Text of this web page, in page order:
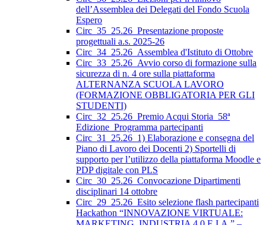
dell’Assemblea dei Delegati del Fondo Scuola
Espero
Circ_35_25.26_Presentazione proposte
progettuali a.s. 2025-26
Circ_34_25.26_Assemblea d'Istituto di Ottobre
Circ_33_25.26_Avvio corso di formazione sulla
sicurezza di n. 4 ore sulla piattaforma
ALTERNANZA SCUOLA LAVORO
(FORMAZIONE OBBLIGATORIA PER GLI
STUDENTI)
Circ_32_25.26_Premio Acqui Storia_58ª
Edizione_Programma partecipanti
Circ_31_25.26_1) Elaborazione e consegna del
Piano di Lavoro dei Docenti 2) Sportelli di
supporto per l’utilizzo della piattaforma Moodle e
PDP digitale con PLS
Circ_30_25.26_Convocazione Dipartimenti
disciplinari 14 ottobre
Circ_29_25.26_Esito selezione flash partecipanti
Hackathon “INNOVAZIONE VIRTUALE: